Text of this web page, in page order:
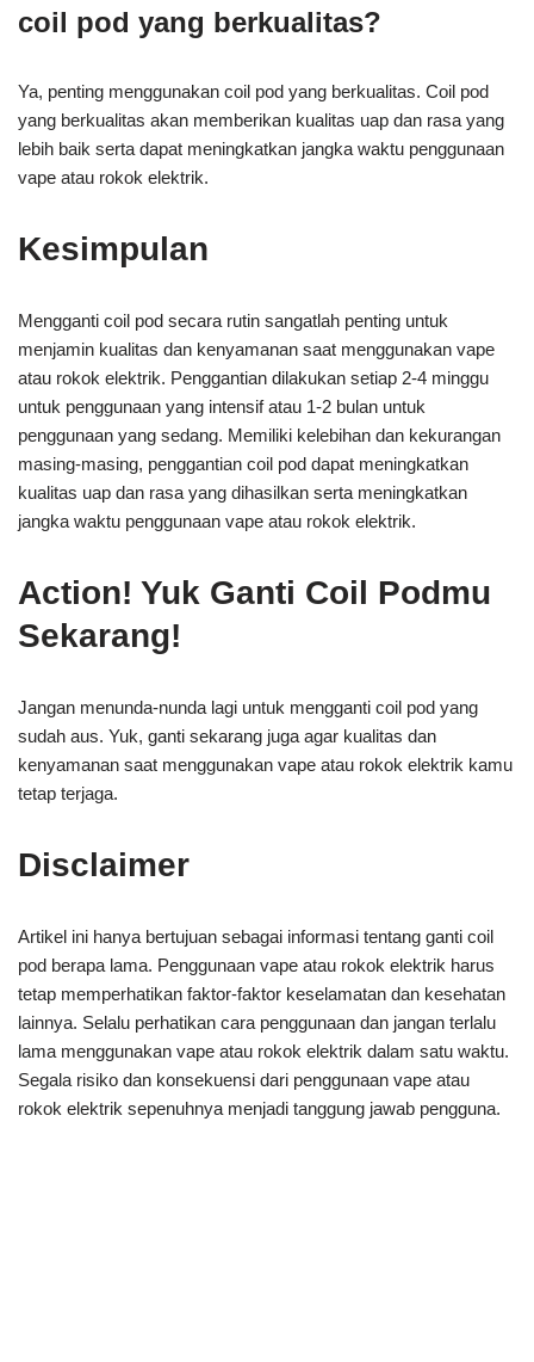
coil pod yang berkualitas?
Ya, penting menggunakan coil pod yang berkualitas. Coil pod
yang berkualitas akan memberikan kualitas uap dan rasa yang
lebih baik serta dapat meningkatkan jangka waktu penggunaan
vape atau rokok elektrik.
Kesimpulan
Mengganti coil pod secara rutin sangatlah penting untuk
menjamin kualitas dan kenyamanan saat menggunakan vape
atau rokok elektrik. Penggantian dilakukan setiap 2-4 minggu
untuk penggunaan yang intensif atau 1-2 bulan untuk
penggunaan yang sedang. Memiliki kelebihan dan kekurangan
masing-masing, penggantian coil pod dapat meningkatkan
kualitas uap dan rasa yang dihasilkan serta meningkatkan
jangka waktu penggunaan vape atau rokok elektrik.
Action! Yuk Ganti Coil Podmu
Sekarang!
Jangan menunda-nunda lagi untuk mengganti coil pod yang
sudah aus. Yuk, ganti sekarang juga agar kualitas dan
kenyamanan saat menggunakan vape atau rokok elektrik kamu
tetap terjaga.
Disclaimer
Artikel ini hanya bertujuan sebagai informasi tentang ganti coil
pod berapa lama. Penggunaan vape atau rokok elektrik harus
tetap memperhatikan faktor-faktor keselamatan dan kesehatan
lainnya. Selalu perhatikan cara penggunaan dan jangan terlalu
lama menggunakan vape atau rokok elektrik dalam satu waktu.
Segala risiko dan konsekuensi dari penggunaan vape atau
rokok elektrik sepenuhnya menjadi tanggung jawab pengguna.